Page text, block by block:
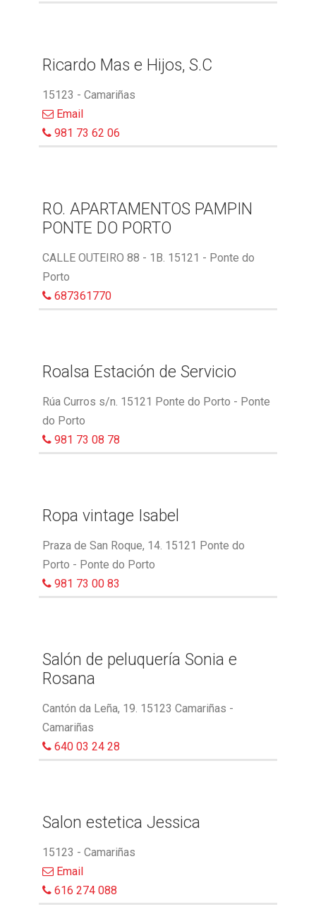
Ricardo Mas e Hijos, S.C
15123 - Camariñas
Email
981 73 62 06
RO. APARTAMENTOS PAMPIN
PONTE DO PORTO
CALLE OUTEIRO 88 - 1B. 15121 - Ponte do
Porto
687361770
Roalsa Estación de Servicio
Rúa Curros s/n. 15121 Ponte do Porto - Ponte
do Porto
981 73 08 78
Ropa vintage Isabel
Praza de San Roque, 14. 15121 Ponte do
Porto - Ponte do Porto
981 73 00 83
Salón de peluquería Sonia e
Rosana
Cantón da Leña, 19. 15123 Camariñas -
Camariñas
640 03 24 28
Salon estetica Jessica
15123 - Camariñas
Email
616 274 088